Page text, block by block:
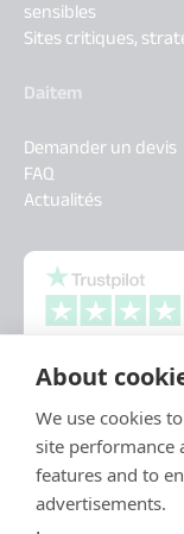
About
We use cookies
site performance
features and to
advertisements.
sensibles
Sites critiques,
Daitem
Demander un devis
FAQ
Actualités